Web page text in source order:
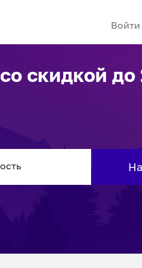
Войти
со скидкой до